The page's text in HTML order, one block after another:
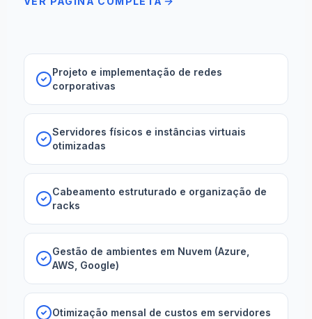
Projeto e implementação de redes
corporativas
Servidores físicos e instâncias virtuais
otimizadas
Cabeamento estruturado e organização de
racks
Gestão de ambientes em Nuvem (Azure,
AWS, Google)
Otimização mensal de custos em servidores